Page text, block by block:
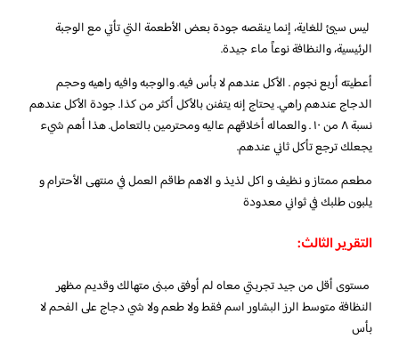
ليس سيئ للغاية، إنما ينقصه جودة بعض الأطعمة التي تأتي مع الوجبة
الرئيسية، والنظافة نوعاً ماء جيدة.
أعطيته أربع نجوم . الأكل عندهم لا بأس فيه. والوجبه وافيه راهيه وحجم
الدجاج عندهم راهي. يحتاج إنه يتفنن بالأكل أكثر من كذا. جودة الأكل عندهم
نسبة ٨ من ١٠ . والعماله أخلاقهم عاليه ومحترمين بالتعامل. هذا أهم شيء
يجعلك ترجع تأكل ثاني عندهم.
مطعم ممتاز و نظيف و اكل لذيذ و الاهم طاقم العمل في منتهى الأحترام و
يلبون طلبك في ثواني معدودة
التقرير الثالث:
مستوى أقل من جيد تجربتي معاه لم أوفق مبنى متهالك وقديم مظهر
النظافة متوسط الرز البشاور اسم فقط ولا طعم ولا شي دجاج على الفحم لا
بأس